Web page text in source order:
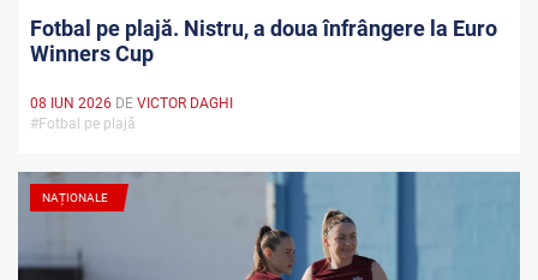
Fotbal pe plajă. Nistru, a doua înfrângere la Euro
Winners Cup
08 IUN 2026 DE VICTOR DAGHI
#Fotbal pe plajă
NAȚIONALE